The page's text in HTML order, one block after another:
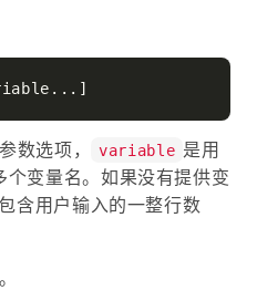
数选项， variable 是用
变量名。如果没有提供变
含用户输入的一整行数
。